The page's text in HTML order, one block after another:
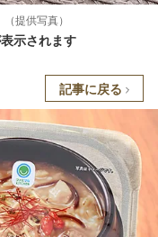
提供写真）
示されます
記事に戻る